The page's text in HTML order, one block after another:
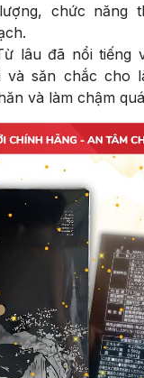
chức năng
lâu đã nổi tiếng
và săn chắc cho
và làm chậm